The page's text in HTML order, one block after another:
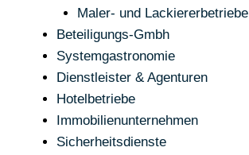
Maler- und Lackiererbetriebe
Beteiligungs-Gmbh
Systemgastronomie
Dienstleister & Agenturen
Hotelbetriebe
Immobilienunternehmen
Sicherheitsdienste